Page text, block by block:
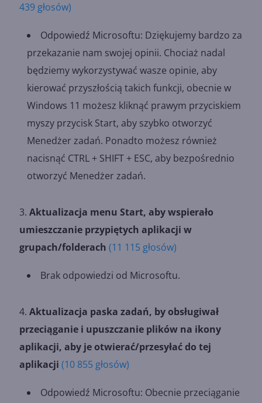
439 głosów)
Odpowiedź Microsoftu: Dziękujemy bardzo za
przekazanie nam swojej opinii. Chociaż nadal
będziemy wykorzystywać wasze opinie, aby
kierować przyszłością takich funkcji, obecnie w
Windows 11 możesz kliknąć prawym przyciskiem
myszy przycisk Start, aby szybko otworzyć
Menedżer zadań. Ponadto możesz również
nacisnąć CTRL + SHIFT + ESC, aby bezpośrednio
otworzyć Menedżer zadań.
Aktualizacja menu Start, aby wspierało
umieszczanie przypiętych aplikacji w
grupach/folderach (11 115 głosów)
Brak odpowiedzi od Microsoftu.
Aktualizacja paska zadań, by obsługiwał
przeciąganie i upuszczanie plików na ikony
aplikacji, aby je otwierać/przesyłać do tej
aplikacji (10 855 głosów)
Odpowiedź Microsoftu: Obecnie przeciąganie